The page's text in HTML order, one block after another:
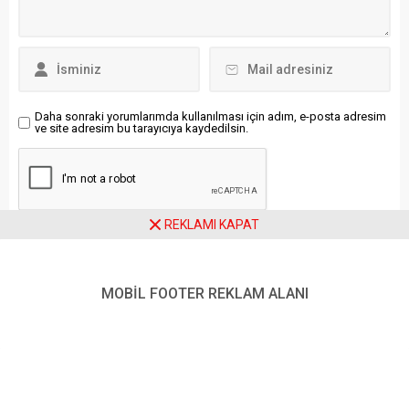
“tesiste...
tutumumuz budur”
Başkanı Donald Trump, 30
Temmuz’da sosyal medya
hesabından...
Daha sonraki yorumlarımda kullanılması için adım, e-posta adresim
ve site adresim bu tarayıcıya kaydedilsin.
Ziyaretçi Yorumları - 0 Yorum
REKLAMI KAPAT
MOBİL FOOTER REKLAM ALANI